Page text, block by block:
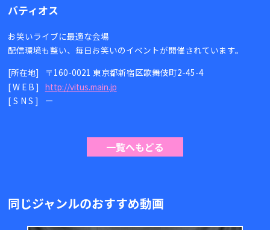
バティオス
お笑いライブに最適な会場
配信環境も整い、毎日お笑いのイベントが開催されています。
[所在地]
〒160-0021 東京都新宿区歌舞伎町2-45-4
[WEB] http://vitus.main.jp
[SNS]
ー
一覧へもどる
同じジャンルのおすすめ動画